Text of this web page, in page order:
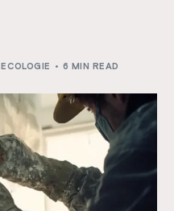
,ECOLOGIE 6 MIN READ